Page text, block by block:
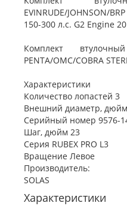
EVINRUDE/JOHNSON/BRP
150-300 л.с. G2 Engine
Комплект
PENTA/OMC/COBRA
Характеристики
Количество лопастей 3
Внешний диаметр,
Серийный номер 9576-
Шаг, дюйм 23
Серия RUBEX PRO L3
Вращение Левое
Производитель:
SOLAS
Характеристики